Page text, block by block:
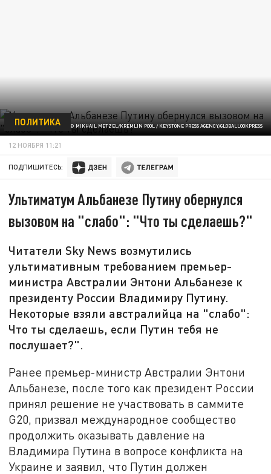
© MIKHAIL METZEL/KREMLIN POOL / KEYSTONE PRESS AGENCY/GLOBALLOOKPRESS
ПОЛИТИКА
12 НОЯБРЯ 11:21
ПОДПИШИТЕСЬ:
Ультиматум Альбанезе Путину обернулся
вызовом на "слабо": "Что ты сделаешь?"
Читатели Sky News возмутились
ультимативным требованием премьер-
министра Австралии Энтони Альбанезе к
президенту России Владимиру Путину.
Некоторые взяли австралийца на "слабо":
Что ты сделаешь, если Путин тебя не
послушает?".
Ранее премьер-министр Австралии Энтони
Альбанезе, после того как президент России
принял решение не участвовать в саммите
G20, призвал международное сообщество
продолжить оказывать давление на
Владимира Путина в вопросе конфликта на
Украине и заявил, что Путин должен